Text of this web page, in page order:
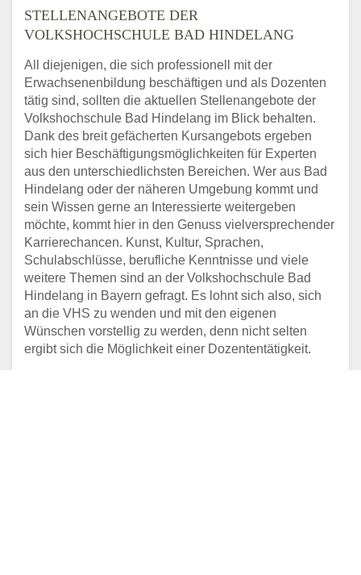
STELLENANGEBOTE DER
VOLKSHOCHSCHULE BAD HINDELANG
All diejenigen, die sich professionell mit der
Erwachsenenbildung beschäftigen und als Dozenten
tätig sind, sollten die aktuellen Stellenangebote der
Volkshochschule Bad Hindelang im Blick behalten.
Dank des breit gefächerten Kursangebots ergeben
sich hier Beschäftigungsmöglichkeiten für Experten
aus den unterschiedlichsten Bereichen. Wer aus Bad
Hindelang oder der näheren Umgebung kommt und
sein Wissen gerne an Interessierte weitergeben
möchte, kommt hier in den Genuss vielversprechender
Karrierechancen. Kunst, Kultur, Sprachen,
Schulabschlüsse, berufliche Kenntnisse und viele
weitere Themen sind an der Volkshochschule Bad
Hindelang in Bayern gefragt. Es lohnt sich also, sich
an die VHS zu wenden und mit den eigenen
Wünschen vorstellig zu werden, denn nicht selten
ergibt sich die Möglichkeit einer Dozententätigkeit.